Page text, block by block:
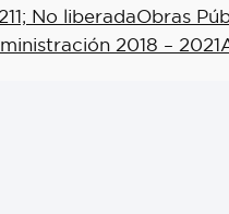
No liberadaObras
2018 – 2021